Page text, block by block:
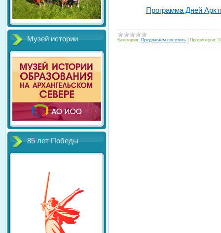
Музей истории
85 лет Победы
Программа Дней
Категория: Предлагаем посетить Просмотров: